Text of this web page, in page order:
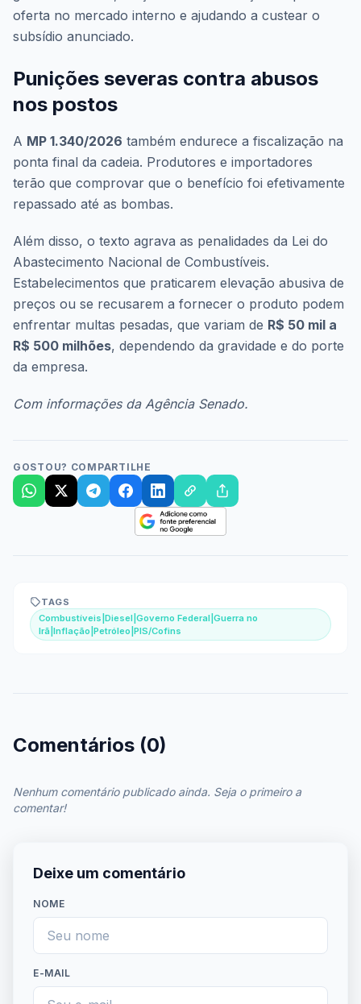
oferta no mercado interno e ajudando a custear o
subsídio anunciado.
Punições severas contra abusos
nos postos
A MP 1.340/2026 também endurece a fiscalização na
ponta final da cadeia. Produtores e importadores
terão que comprovar que o benefício foi efetivamente
repassado até as bombas.
Além disso, o texto agrava as penalidades da Lei do
Abastecimento Nacional de Combustíveis.
Estabelecimentos que praticarem elevação abusiva de
preços ou se recusarem a fornecer o produto podem
enfrentar multas pesadas, que variam de R$ 50 mil a
R$ 500 milhões, dependendo da gravidade e do porte
da empresa.
Com informações da Agência Senado.
GOSTOU? COMPARTILHE
TAGS
Combustíveis|Diesel|Governo Federal|Guerra no
Irã|Inflação|Petróleo|PIS/Cofins
Comentários (0)
Nenhum comentário publicado ainda. Seja o primeiro a
comentar!
Deixe um comentário
NOME
E-MAIL